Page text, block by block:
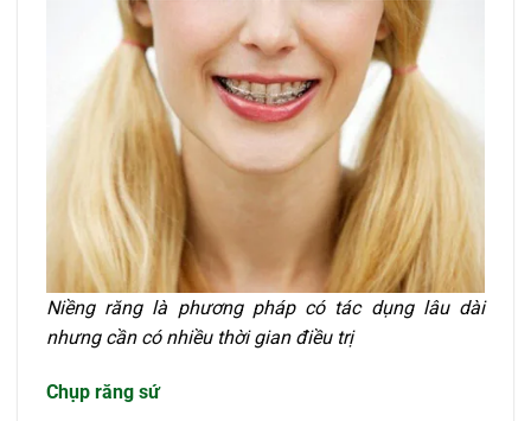
Niềng răng là phương pháp có tác dụng lâu dài
nhưng cần có nhiều thời gian điều trị
Chụp răng sứ